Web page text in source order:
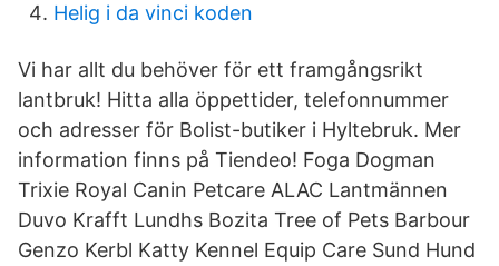
Helig i da vinci koden
Vi har allt du behöver för ett framgångsrikt
lantbruk! Hitta alla öppettider, telefonnummer
och adresser för Bolist-butiker i Hyltebruk. Mer
information finns på Tiendeo! Foga Dogman
Trixie Royal Canin Petcare ALAC Lantmännen
Duvo Krafft Lundhs Bozita Tree of Pets Barbour
Genzo Kerbl Katty Kennel Equip Care Sund Hund